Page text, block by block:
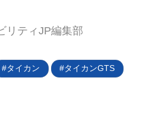
リティJP編集部
タイカン タイカンGTS